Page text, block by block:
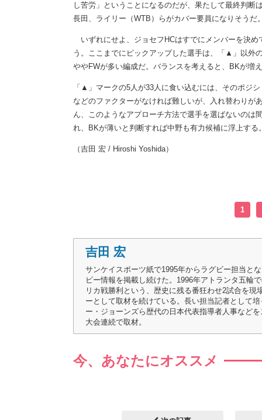
し苦労」ということになるのだが、果たして最終判
長田、ライリー（WTB）らがカバー要員になりそうだ
いずれにせよ、ジョセフHCはすでにメンバーを決
う。ここまでにピックアップした選手は、「▲」以外
ややFWが多い編成だ。バランスを考えると、BKが増
「▲」マークの5人が33人に食い込むには、そのポジ
などのファクターがなければ難しいが、入れ替わり
ん、このようなアプローチ方法で選手を選ばないのは
れ、BKが薄いと判断すれば中野も有力候補に浮上する
（吉田 宏 / Hiroshi Yoshida）
1
吉田 宏
サンケイスポーツ紙で1995年からラグビー担当と
ビー情報を掲載し続けた。1996年アトランタ五輪
リカ戦勝利という、歴史に残る番狂わせ2試合を
ーとして取材を続けている。長い担当記者として
ー・ジョーンズら歴代の日本代表指導者人事など
大会連続で取材。
今、あなたにオススメ